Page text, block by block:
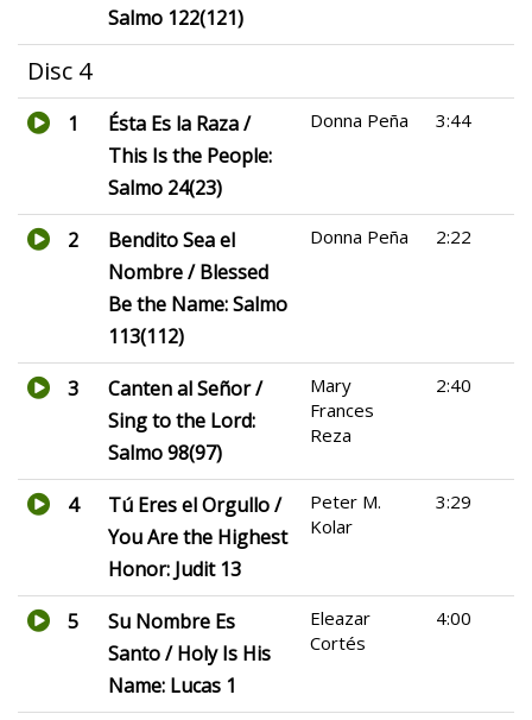
Salmo 122(121)
Disc 4
1
Ésta Es la Raza /
This Is the People:
Salmo 24(23)
Donna Peña 3:44
2
Bendito Sea el
Nombre / Blessed
Be the Name: Salmo
113(112)
Donna Peña 2:22
3
Canten al Señor /
Sing to the Lord:
Salmo 98(97)
Mary
Frances
Reza
2:40
4
Tú Eres el Orgullo /
You Are the Highest
Honor: Judit 13
Peter M.
Kolar
3:29
5
Su Nombre Es
Santo / Holy Is His
Name: Lucas 1
Eleazar
Cortés
4:00